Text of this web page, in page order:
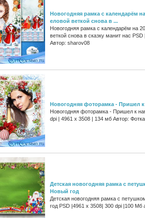
Новогодняя рамка с календарём
еловой веткой снова в ...
Новогодняя рамка с календарём на
веткой снова в сказку манит нас
Автор: sharov08
Новогодняя фоторамка - Пришел
Новогодняя фоторамка - Пришел к
dpi | 4961 x 3508 | 134 мб Автор: Фотка
Детская новогодняя рамка с
Новый год
Детская новогодняя рамка с
год PSD |4961 x 3508| 300 dpi |100 Мб